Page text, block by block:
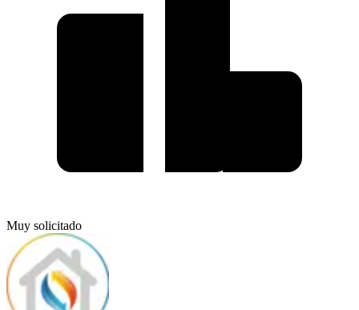
Muy solicitado